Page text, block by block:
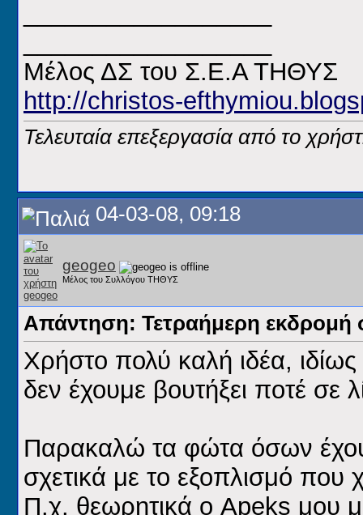
Μέλος ΔΣ του Σ.Ε.Α ΤΗΘΥΣ
http://christos-
Τελευταία επεξεργασία από το
04-03-08, 09:18
geogeo
Μέλος του Συλλόγου ΤΗΘΥΣ
Απάντηση: Τετραήμερη εκδρομή
Χρήστο πολύ καλή ιδέα,
δεν έχουμε βουτήξει ποτέ σε
Παρακαλώ τα φώτα όσων
σχετικά με το εξοπλισμό που
Π.χ. θεωρητικά ο Apeks μου